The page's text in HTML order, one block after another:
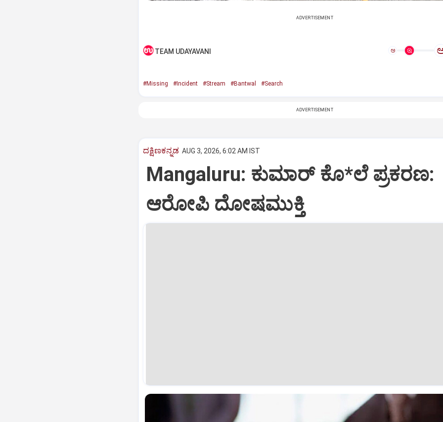
ADVERTISEMENT
TEAM UDAYAVANI ಅ
#Missing #Incident #Stream #Bantwal #Search
ADVERTISEMENT
ದಕ್ಷಿಣಕನ್ನಡ AUG 3, 2026, 6:02 AM IST
Mangaluru: ಕುಮಾರ್‌ ಕೊ*ಲೆ ಪ್ರಕರಣ:
ಆರೋಪಿ ದೋಷಮುಕ್ತಿ